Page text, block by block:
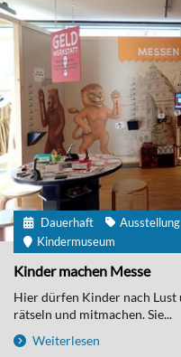
Dauerhaft
Ausstellung
Kindermuseum
Kinder machen Messe
Hier dürfen Kinder nach Lust
rätseln und mitmachen. Sie...
Weiterlesen